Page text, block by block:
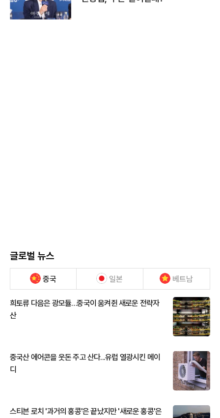
글로벌 뉴스
중국 일본 베트남
희토류 다음은 광모듈…중국이 움켜쥔 새로운 전략자
산
중국산 에어콘을 웃돈 주고 산다...유럽 열광시킨 메이
디
스티븐 로치 '과거의 홍콩'은 끝났지만 '새로운 홍콩'은